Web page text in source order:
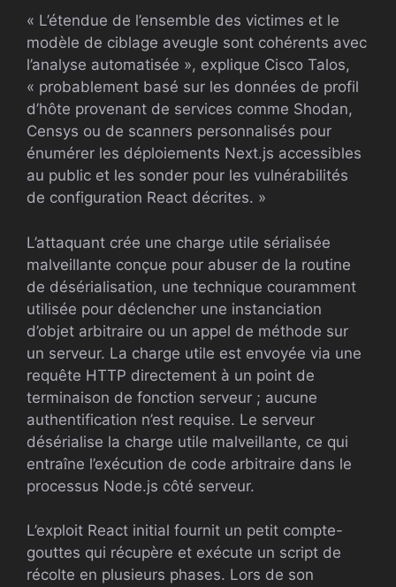
« L’étendue de l’ensemble des victimes et le
modèle de ciblage aveugle sont cohérents avec
l’analyse automatisée », explique Cisco Talos,
« probablement basé sur les données de profil
d’hôte provenant de services comme Shodan,
Censys ou de scanners personnalisés pour
énumérer les déploiements Next.js accessibles
au public et les sonder pour les vulnérabilités
de configuration React décrites. »
L’attaquant crée une charge utile sérialisée
malveillante conçue pour abuser de la routine
de désérialisation, une technique couramment
utilisée pour déclencher une instanciation
d’objet arbitraire ou un appel de méthode sur
un serveur. La charge utile est envoyée via une
requête HTTP directement à un point de
terminaison de fonction serveur ; aucune
authentification n’est requise. Le serveur
désérialise la charge utile malveillante, ce qui
entraîne l’exécution de code arbitraire dans le
processus Node.js côté serveur.
L’exploit React initial fournit un petit compte-
gouttes qui récupère et exécute un script de
récolte en plusieurs phases. Lors de son